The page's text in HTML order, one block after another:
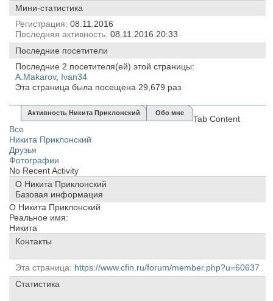
Мини-статистика
Регистрация 08.11.2016
Последняя активность 08.11.2016 20:33
Последние посетители
Последние 2 посетителя(ей) этой страницы:
A.Makarov, Ivan34
Эта страница была посещена 29,679 раз
Активность Никита Приклонский Обо мне
Tab Content
Все
Никита Приклонский
Друзья
Фотографии
No Recent Activity
О Никита Приклонский
Базовая информация
О Никита Приклонский
Реальное имя:
Никита
Контакты
Эта страница
https://www.cfin.ru/forum/member.php?u=60637
Статистика